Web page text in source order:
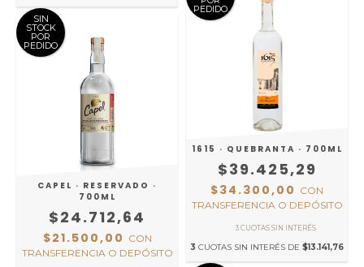
SIN
STOCK
POR
PEDIDO
CAPEL · RESERVADO ·
700ML
$24.712,64
$21.500,00 CON
TRANSFERENCIA O DEPÓSITO
PEDIDO
1615 · QUEBRANTA · 700ML
$39.425,29
$34.300,00 CON
TRANSFERENCIA O DEPÓSITO
3 CUOTAS SIN INTERÉS DE $13.141,76